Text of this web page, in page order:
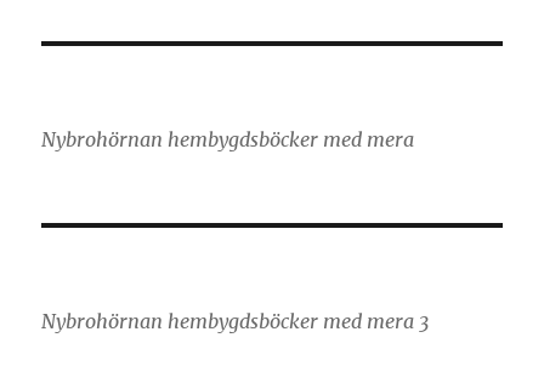
Nybrohörnan hembygdsböcker med mera
Nybrohörnan hembygdsböcker med mera 3